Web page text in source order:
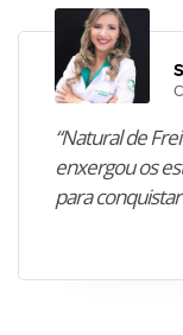
“Natural de
enxergou os
para